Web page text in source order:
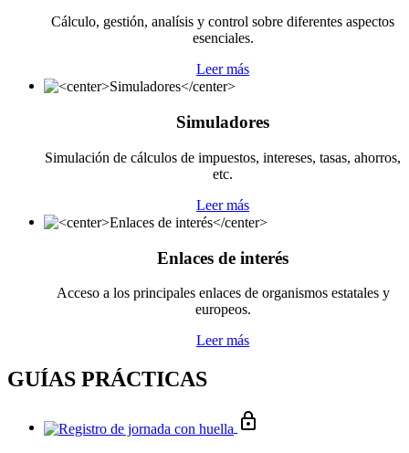
Cálculo, gestión, analísis y control sobre diferentes aspectos
esenciales.
Leer más
Simuladores
Simulación de cálculos de impuestos, intereses, tasas, ahorros,
etc.
Leer más
Enlaces de interés
Acceso a los principales enlaces de organismos estatales y
europeos.
Leer más
GUÍAS PRÁCTICAS